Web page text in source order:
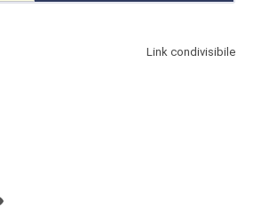
Link condivisibile